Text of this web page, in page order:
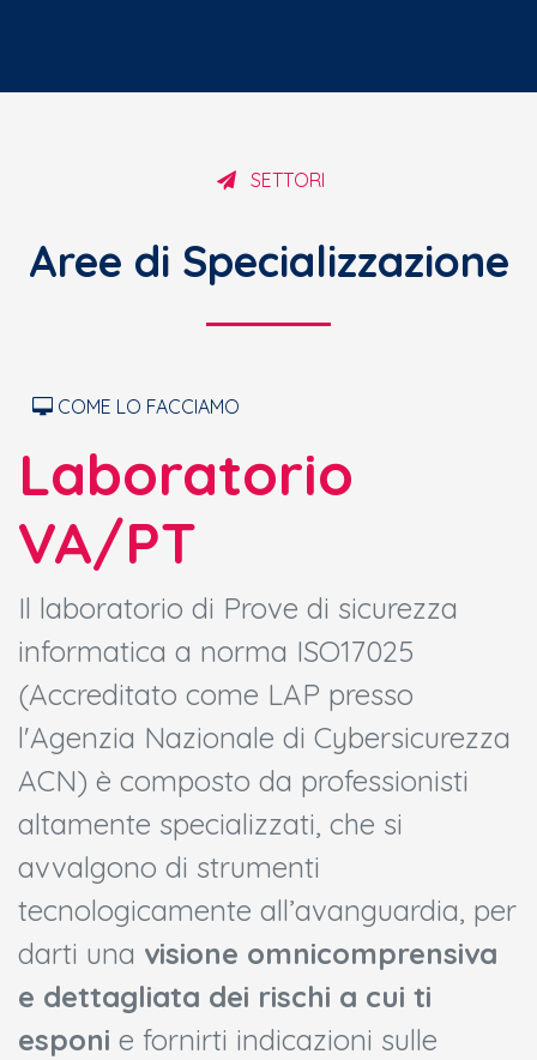
SETTORI
Aree di Specializzazione
COME LO FACCIAMO
Laboratorio
VA/PT
Il laboratorio di Prove di sicurezza
informatica a norma ISO17025
(Accreditato come LAP presso
l'Agenzia Nazionale di Cybersicurezza
ACN) è composto da professionisti
altamente specializzati, che si
avvalgono di strumenti
tecnologicamente all’avanguardia, per
darti una visione omnicomprensiva
e dettagliata dei rischi a cui ti
esponi e fornirti indicazioni sulle